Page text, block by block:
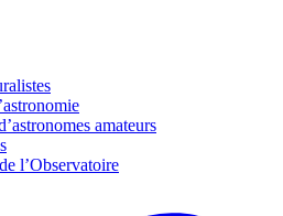
amateurs
l’Observatoire